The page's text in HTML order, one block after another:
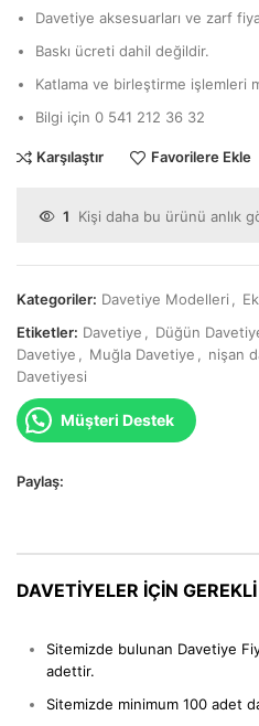
Davetiye aksesuarları ve zarf
Baskı ücreti dahil değildir.
Katlama ve birleştirme işlemleri
Bilgi için 0 541 212 36 32
Karşılaştır Favorilere Ekle
1 Kişi daha bu ürünü anlık
Kategoriler: Davetiye Modelleri
Etiketler: Davetiye Düğün
Davetiye
Muğla Davetiye nişan
Davetiyesi
Müşteri Destek
Paylaş:
DAVETIYELER IÇIN
Sitemizde bulunan Davetiye
adettir.
Sitemizde minimum 100 adet